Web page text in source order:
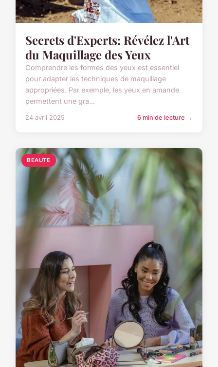
Secrets d'Experts: Révélez l'Art
du Maquillage des Yeux
Comprendre les formes des yeux est essentiel
pour adapter les techniques de maquillage
appropriées. Par exemple, les yeux en amande
permettent une gra...
24 avril 2025 6 min de lecture →
BEAUTE